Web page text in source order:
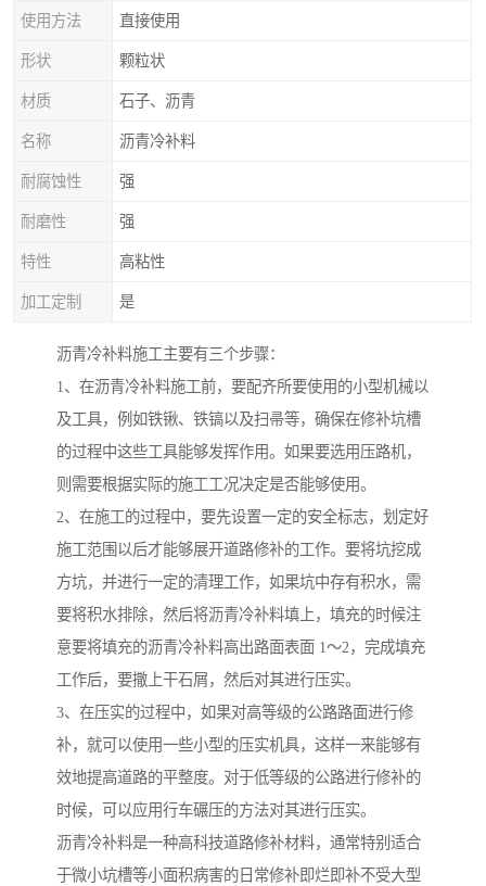
使用方法 直接使用
形状 颗粒状
材质 石子、沥青
名称 沥青冷补料
耐腐蚀性 强
耐磨性 强
特性 高粘性
加工定制 是
沥青冷补料施工主要有三个步骤：
1、在沥青冷补料施工前，要配齐所要使用的小型机械以
及工具，例如铁锹、铁镐以及扫帚等，确保在修补坑槽
的过程中这些工具能够发挥作用。如果要选用压路机，
则需要根据实际的施工工况决定是否能够使用。
2、在施工的过程中，要先设置一定的安全标志，划定好
施工范围以后才能够展开道路修补的工作。要将坑挖成
方坑，并进行一定的清理工作，如果坑中存有积水，需
要将积水排除，然后将沥青冷补料填上，填充的时候注
意要将填充的沥青冷补料高出路面表面 1～2，完成填充
工作后，要撒上干石屑，然后对其进行压实。
3、在压实的过程中，如果对高等级的公路路面进行修
补，就可以使用一些小型的压实机具，这样一来能够有
效地提高道路的平整度。对于低等级的公路进行修补的
时候，可以应用行车碾压的方法对其进行压实。
沥青冷补料是一种高科技道路修补材料，通常特别适合
于微小坑槽等小面积病害的日常修补即烂即补不受大型